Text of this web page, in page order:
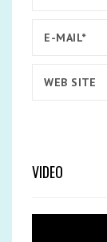
VIDEO